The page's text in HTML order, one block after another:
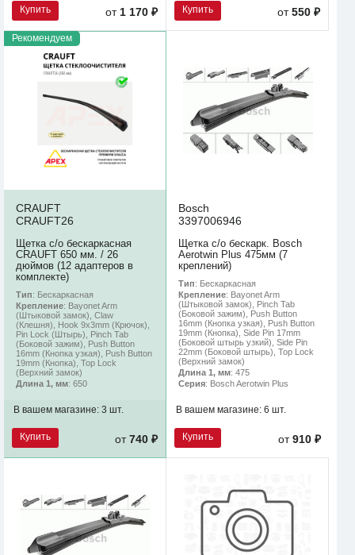
Купить от 1 170 ₽ Купить от550 ₽
Рекомендуем
CRAUFT
CRAUFT26
Щетка с/о бескаркасная
CRAUFT 650 мм. / 26
дюймов (12 адаптеров в
комплекте)
Тип: Бескаркасная
Крепление: Bayonet Arm
(Штыковой замок), Claw
(Клешня), Hook 9x3mm (Крючок),
Pin Lock (Штырь), Pinch Tab
(Боковой зажим), Push Button
16mm (Кнопка узкая), Push Button
19mm (Кнопка), Top Lock
(Верхний замок)
Длина 1, мм: 650
В вашем магазине: 3 шт.
Купить от740 ₽
Bosch
3397006946
Щетка с/о бескарк. Bosch
Aerotwin Plus 475мм (7
креплений)
Тип: Бескаркасная
Крепление: Bayonet Arm
(Штыковой замок), Pinch Tab
(Боковой зажим), Push Button
16mm (Кнопка узкая), Push Button
19mm (Кнопка), Side Pin 17mm
(Боковой штырь узкий), Side Pin
22mm (Боковой штырь), Top Lock
(Верхний замок)
Длина 1, мм: 475
Серия: Bosch Aerotwin Plus
В вашем магазине: 6 шт.
Купить от910 ₽